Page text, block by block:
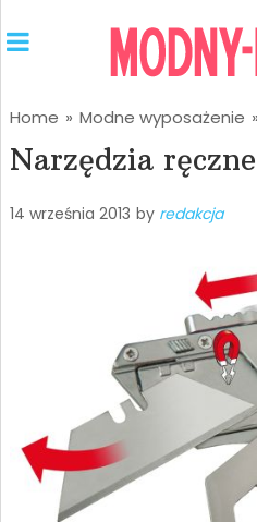
Home » Modne wyposażenie »
Narzędzia
14 września 2013 by redakcja